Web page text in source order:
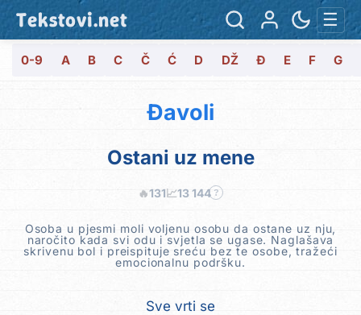
Tekstovi.net ☰
0-9 A B C Č Ć D DŽ Đ E F G
Đavoli
Ostani uz mene
🔥131📈13 144 ?
Osoba u pjesmi moli voljenu osobu da ostane uz nju,
naročito kada svi odu i svjetla se ugase. Naglašava
skrivenu bol i preispituje sreću bez te osobe, tražeći
emocionalnu podršku.
Sve vrti se